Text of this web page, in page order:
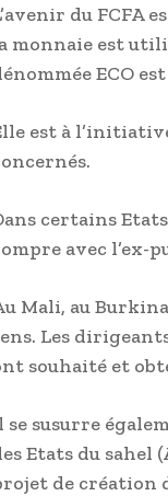
du FCFA
monnaie est
ECO
est à
certains
avec l’ex-
Mali, au
Les
souhaité et
se susurre
Etats du sahel
de création